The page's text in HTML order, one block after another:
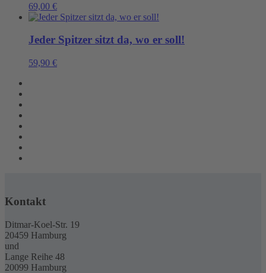
69,00 €
Jeder Spitzer sitzt da, wo er soll!
59,90 €
Kontakt
Ditmar-Koel-Str. 19
20459 Hamburg
und
Lange Reihe 48
20099 Hamburg